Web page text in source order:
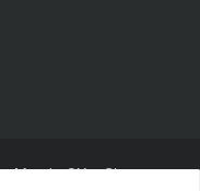
Mazda CX-5 Shop